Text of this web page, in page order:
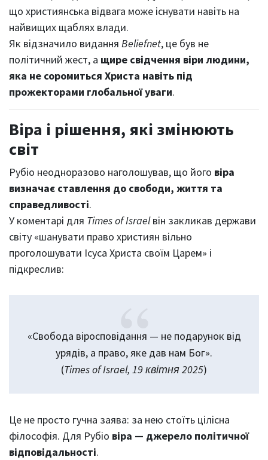
що християнська відвага може існувати навіть на
найвищих щаблях влади.
Як відзначило видання Beliefnet, це був не
політичний жест, а щире свідчення віри людини,
яка не соромиться Христа навіть під
прожекторами глобальної уваги.
Віра і рішення, які змінюють
світ
Рубіо неодноразово наголошував, що його віра
визначає ставлення до свободи, життя та
справедливості.
У коментарі для Times of Israelвін закликав держави
світу «шанувати право християн вільно
проголошувати Ісуса Христа своїм Царем» і
підкреслив:
«Свобода віросповідання — не подарунок від
урядів, а право, яке дав нам Бог».
(Times of Israel, 19 квітня 2025)
Це не просто гучна заява: за нею стоїть цілісна
філософія. Для Рубіо віра — джерело політичної
відповідальності.